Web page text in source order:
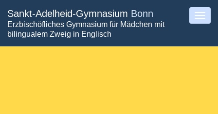
Direkt
zum
Sankt-Adelheid-Gymnasium Bonn
Erzbischöfliches Gymnasium für Mädchen mit
bilingualem Zweig in Englisch